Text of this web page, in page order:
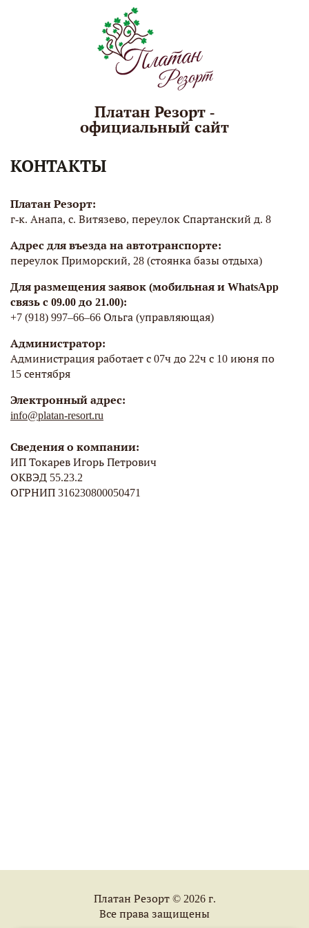
Платан Резорт -
официальный сайт
КОНТАКТЫ
Платан Резорт:
г-к. Анапа, с. Витязево, переулок Спартанский д. 8
Адрес для въезда на автотранспорте:
переулок Приморский, 28 (стоянка базы отдыха)
Для размещения заявок (мобильная и WhatsApp
связь с 09.00 до 21.00):
+7 (918) 997–66–66 Ольга (управляющая)
Администратор:
Администрация работает с 07ч до 22ч с 10 июня по
15 сентября
Электронный адрес:
info@platan-resort.ru
Сведения о компании:
ИП Токарев Игорь Петрович
ОКВЭД 55.23.2
ОГРНИП 316230800050471
Платан Резорт © 2026 г.
Все права защищены